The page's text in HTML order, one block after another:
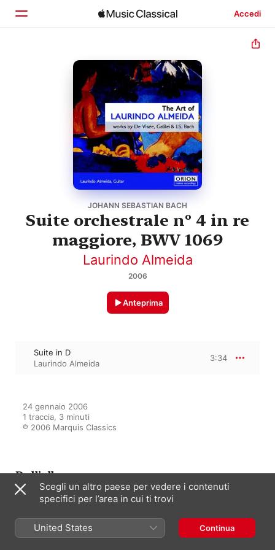
Accedi
JOHANN SEBASTIAN BACH
Suite orchestrale nº 4 in re
maggiore, BWV 1069
Laurindo Almeida
2006
Anteprima
Suite in D
Laurindo Almeida
3:34
24 gennaio 2006
1 traccia, 3 minuti
℗ 2006 Marquis Classics
Dall’album
The Art of Laurindo Almeida
Laurindo Almeida
Scegli un altro paese per vedere i contenuti
specifici per l’area in cui ti trovi
United States Continua